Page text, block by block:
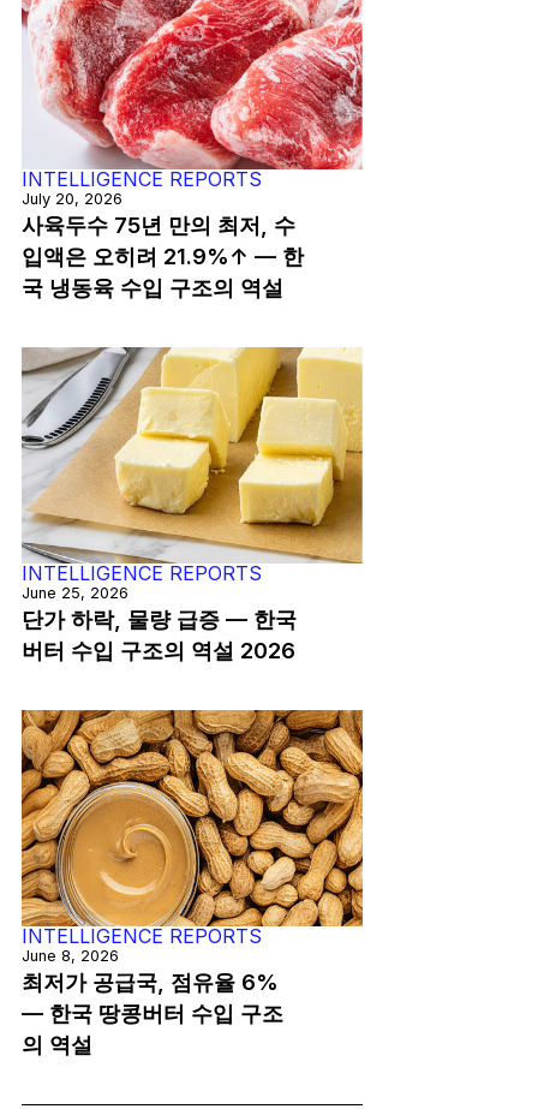
INTELLIGENCE REPORTS
July 20, 2026
사육두수 75년 만의 최저, 수
입액은 오히려 21.9%↑ — 한
국 냉동육 수입 구조의 역설
INTELLIGENCE REPORTS
June 25, 2026
단가 하락, 물량 급증 — 한국
버터 수입 구조의 역설 2026
INTELLIGENCE REPORTS
June 8, 2026
최저가 공급국, 점유율 6%
— 한국 땅콩버터 수입 구조
의 역설